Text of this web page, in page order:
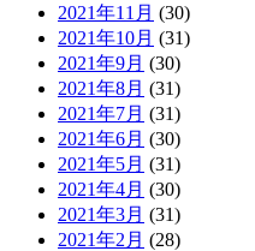
2021年11月 (30)
2021年10月 (31)
2021年9月 (30)
2021年8月 (31)
2021年7月 (31)
2021年6月 (30)
2021年5月 (31)
2021年4月 (30)
2021年3月 (31)
2021年2月 (28)